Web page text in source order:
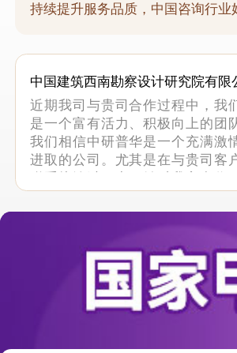
持续提升服务品质，中国咨询行业
中国建筑西南勘察设计研究院有限
近期我司与贵司合作过程中，我
是一个富有活力、积极向上的团
我们相信中研普华是一个充满激
进取的公司。尤其是在与贵司客
的种种细节，及时细致缜密地协
部沟通、探讨和完善...